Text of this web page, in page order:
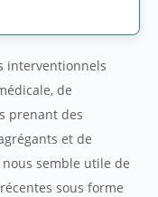
interventionnels
de
prenant des
et de
semble utile de
sous forme